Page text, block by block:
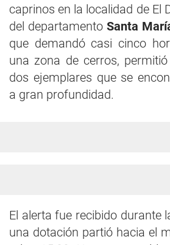
caprinos en la localidad de El
del departamento Santa
que demandó casi cinco
una zona de cerros,
dos ejemplares que se
a gran profundidad.
El alerta fue recibido durante
una dotación partió hacia el